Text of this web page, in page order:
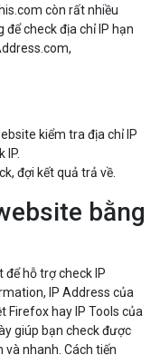
còn rất nhiều
check địa chỉ IP hạn
kiểm tra địa chỉ IP
IP.
đợi kết quả trả về.
bằng
để hỗ trợ check IP
IP Address của
Firefox hay IP Tools của
giúp bạn check được
nhanh. Cách tiến